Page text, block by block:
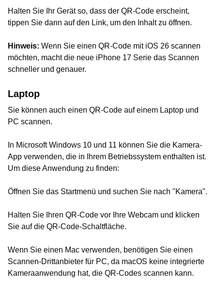
Halten Sie Ihr Gerät so, dass der QR-Code erscheint,
tippen Sie dann auf den Link, um den Inhalt zu öffnen.
Hinweis: Wenn Sie einen QR-Code mit iOS 26 scannen
möchten, macht die neue iPhone 17 Serie das Scannen
schneller und genauer.
Laptop
Sie können auch einen QR-Code auf einem Laptop und
PC scannen.
In Microsoft Windows 10 und 11 können Sie die Kamera-
App verwenden, die in Ihrem Betriebssystem enthalten ist.
Um diese Anwendung zu finden:
Öffnen Sie das Startmenü und suchen Sie nach "Kamera".
Halten Sie Ihren QR-Code vor Ihre Webcam und klicken
Sie auf die QR-Code-Schaltfläche.
Wenn Sie einen Mac verwenden, benötigen Sie einen
Scannen-Drittanbieter für PC, da macOS keine integrierte
Kameraanwendung hat, die QR-Codes scannen kann.